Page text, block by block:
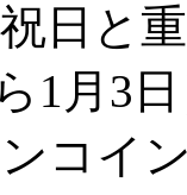
日と
1月3
コイ